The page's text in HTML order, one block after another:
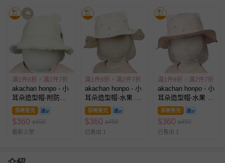
滿1件8折，滿2件7折
akachan honpo - 小
耳朵造型帽-附防曬
遮陽布-象牙白色
即將售完
$360 $450
最新上架
滿1件8折，滿2件7折
akachan honpo - 小
耳朵造型帽-水果 附
防曬遮陽布-米白色
即將售完
$360 $450
已售出 1
滿1件8折，滿2件7折
akachan honpo - 小
耳朵造型帽-水果 附
防曬遮陽布-粉紅色
即將售完
$360 $450
已售出 1